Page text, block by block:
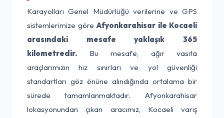
Karayolları Genel Müdürlüğü verilerine ve GPS
sistemlerimize göre Afyonkarahisar ile Kocaeli
arasındaki mesafe yaklaşık 365
kilometredir. Bu mesafe, ağır vasıta
araçlarımızın hız sınırları ve yol güvenliği
standartları göz önüne alındığında ortalama bir
sürede tamamlanmaktadır. Afyonkarahisar
lokasyonundan çıkan aracımız, Kocaeli varış